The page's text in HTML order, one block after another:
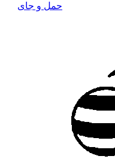
حمل و جای